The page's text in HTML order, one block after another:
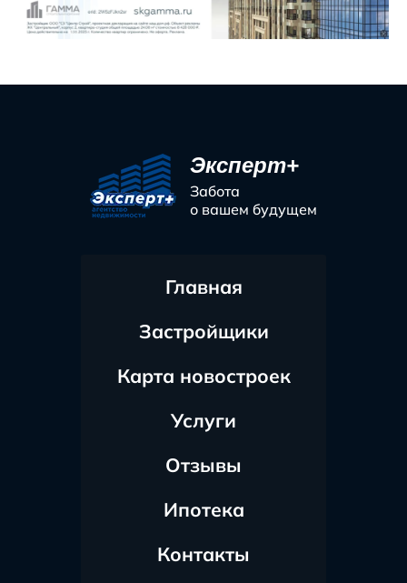
Эксперт+
Забота
о вашем будущем
Главная
Застройщики
Карта новостроек
Услуги
Отзывы
Ипотека
Контакты